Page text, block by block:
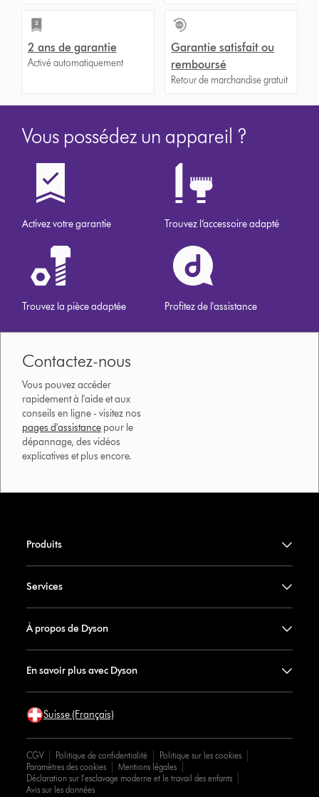
2 ans de garantie
Activé automatiquement
Garantie satisfait ou
remboursé
Retour de marchandise gratuit
Vous possédez un appareil ?
Activez votre garantie Trouvez l’accessoire adapté
Trouvez la pièce adaptée Profitez de l'assistance
Contactez-nous
Vous pouvez accéder
rapidement à l'aide et aux
conseils en ligne - visitez nos
pages d'assistance pour le
dépannage, des vidéos
explicatives et plus encore.
Produits
Services
À propos de Dyson
En savoir plus avec Dyson
Suisse (Français)
CGV Politique de confidentialité
Politique sur les cookies
Paramètres des cookies
Mentions légales
Déclaration sur l'esclavage moderne et le travail des enfants
Avis sur les données